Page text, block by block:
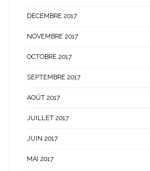
DÉCEMBRE 2017
NOVEMBRE 2017
OCTOBRE 2017
SEPTEMBRE 2017
AOÛT 2017
JUILLET 2017
JUIN 2017
MAI 2017